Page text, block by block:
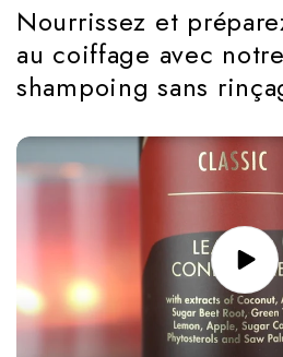
Nourrissez et
au coiffage avec
shampoing sans